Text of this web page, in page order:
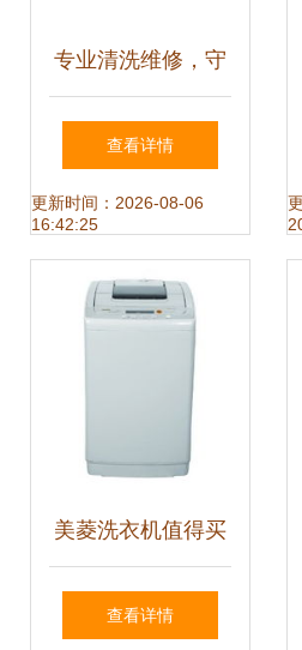
专业清洗维修，守
护居家清洁日常
——丰华街一站式
家电服务点
查看详情
更新时间：2026-08-06
16:42:25
美菱洗衣机值得买
吗？真实报价与口
查看详情